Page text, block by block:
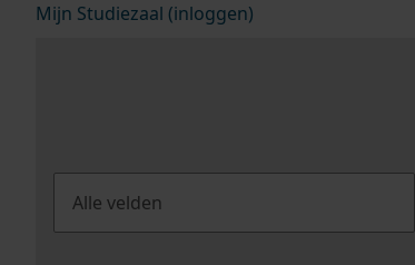
Mijn Studiezaal (inloggen)